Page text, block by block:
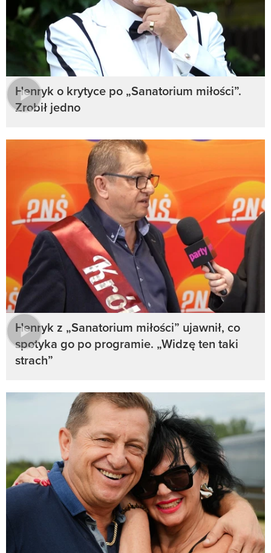
Henryk o krytyce po „Sanatorium miłości”.
Zrobił jedno
Henryk z „Sanatorium miłości” ujawnił, co
spotyka go po programie. „Widzę ten taki
strach”